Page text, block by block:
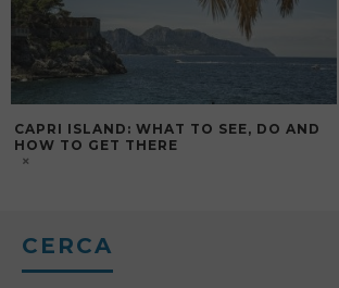
NAPOLI SORRENTO IN TRENO: ORARI
CIRCUMVESUVIANA
CERCA